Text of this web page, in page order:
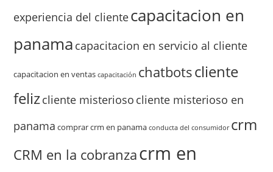
experiencia del clientecapacitacion en
panama capacitacion en servicio al cliente
capacitacion en ventas capacitación chatbotscliente
felizcliente misterioso cliente misterioso en
panama comprar crm en panama conducta del consumidor crm
CRM en la cobranzacrm en